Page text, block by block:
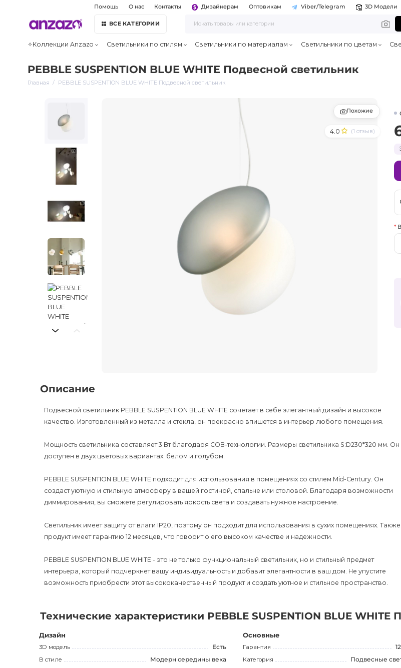
Помощь О нас Контакты Дизайнерам Оптовикам Viber/Telegram 3D Модели
ВСЕ КАТЕГОРИИ
✧Коллекции Anzazo Светильники по стилям Светильники по материалам Светильники по цветам
PEBBLE SUSPENTION BLUE WHITE Подвесной светильник
Главная PEBBLE SUSPENTION BLUE WHITE Подвесной светильник
4.0 (1 отзыв)
Похожие
Описание
Подвесной светильник PEBBLE SUSPENTION BLUE WHITE сочетает в себе элегантный дизайн и высокое
качество. Изготовленный из металла и стекла, он прекрасно впишется в интерьер любого помещения.
Мощность светильника составляет 3 Вт благодаря COB-технологии. Размеры светильника S:D230*320 мм. Он
доступен в двух цветовых вариантах: белом и голубом.
PEBBLE SUSPENTION BLUE WHITE подходит для использования в помещениях со стилем Mid-Century. Он
создаст уютную и стильную атмосферу в вашей гостиной, спальне или столовой. Благодаря возможности
диммирования, вы сможете регулировать яркость света и создавать нужное настроение.
Светильник имеет защиту от влаги IP20, поэтому он подходит для использования в сухих помещениях.
продукт имеет гарантию 12 месяцев, что говорит о его высоком качестве и надежности.
PEBBLE SUSPENTION BLUE WHITE - это не только функциональный светильник, но и стильный предмет
интерьера, который подчеркнет вашу индивидуальность и добавит элегантности в ваш дом. Не упустите
возможность приобрести этот высококачественный продукт и создать уютное и стильное пространство.
Технические характеристики PEBBLE SUSPENTION BLUE WHITE
Дизайн
3D модель
Есть
В стиле
Модерн середины века
Основные
Гарантия
Категория
Подвесные